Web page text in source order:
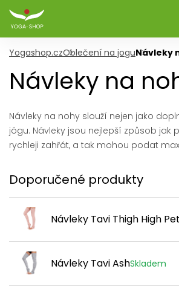
Yogashop.czOblečení na joguNávleky
Návleky na
Návleky na nohy slouží nejen jako
jógu. Návleky jsou nejlepší způsob jak
rychleji zahřát, a tak mohou podat
Doporučené produkty
Návleky Tavi Thigh High
Návleky Tavi AshSkladem